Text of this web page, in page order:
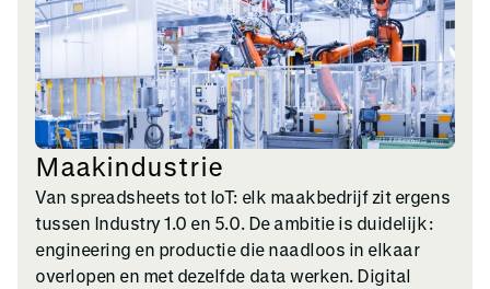
Maakindustrie
Van spreadsheets tot IoT: elk maakbedrijf zit ergens
tussen Industry 1.0 en 5.0. De ambitie is duidelijk:
engineering en productie die naadloos in elkaar
overlopen en met dezelfde data werken. Digital